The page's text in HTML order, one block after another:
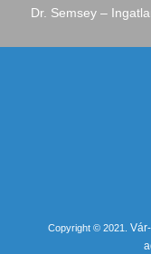
Dr. Semsey –
Copyright © 2021.